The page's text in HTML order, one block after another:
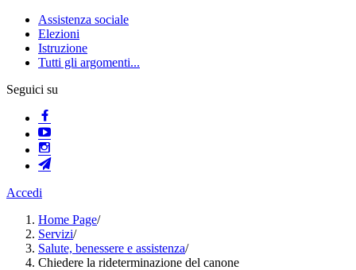
Assistenza sociale
Elezioni
Istruzione
Tutti gli argomenti...
Seguici su
Accedi
Home Page/
Servizi/
Salute, benessere e assistenza/
Chiedere la rideterminazione del canone